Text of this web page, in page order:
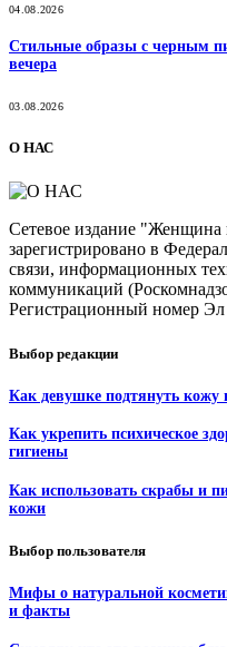
04.08.2026
Стильные образы с черным
вечера
03.08.2026
О НАС
Сетевое издание "Женщина
зарегистрировано в
связи, информационных
коммуникаций
Регистрационный номер
Выбор редакции
Как девушке подтянуть кожу
Как укрепить психическое
гигиены
Как использовать скрабы и
кожи
Выбор пользователя
Мифы о натуральной
и факты